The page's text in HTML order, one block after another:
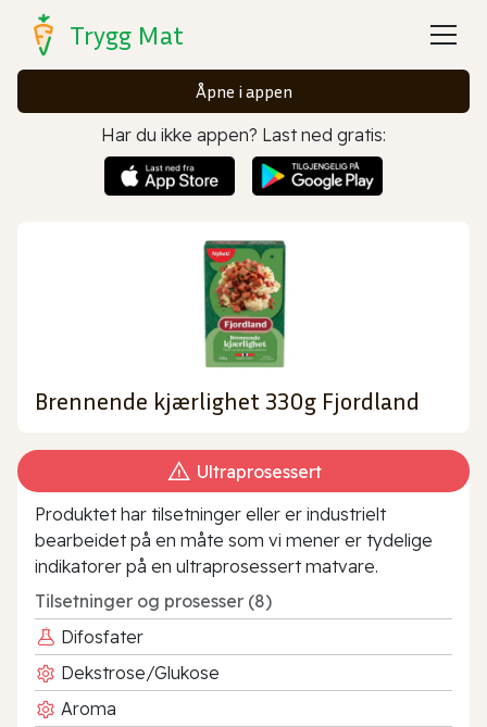
Trygg Mat
Åpne i appen
Har du ikke appen? Last ned gratis:
Brennende kjærlighet 330g Fjordland
Ultraprosessert
Produktet har tilsetninger eller er industrielt
bearbeidet på en måte som vi mener er tydelige
indikatorer på en ultraprosessert matvare.
Tilsetninger og prosesser (8)
Difosfater
Dekstrose/Glukose
Aroma